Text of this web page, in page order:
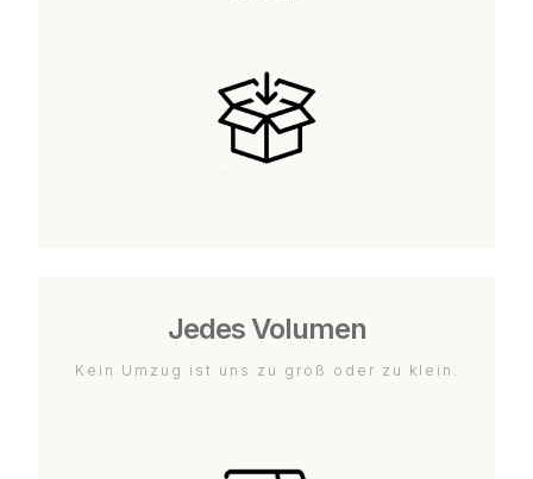
Jedes Volumen
Kein Umzug ist uns zu groß oder zu klein.